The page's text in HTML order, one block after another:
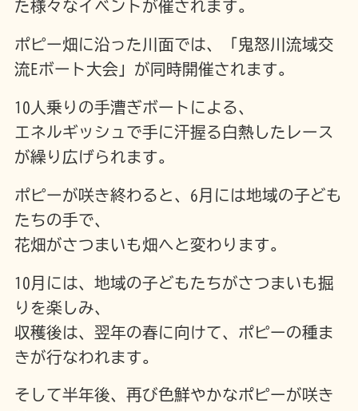
た様々なイベントが催されます。
ポピー畑に沿った川面では、「鬼怒川流域交
流Eボート大会」が同時開催されます。
10人乗りの手漕ぎボートによる、
エネルギッシュで手に汗握る白熱したレース
が繰り広げられます。
ポピーが咲き終わると、6月には地域の子ども
たちの手で、
花畑がさつまいも畑へと変わります。
10月には、地域の子どもたちがさつまいも掘
りを楽しみ、
収穫後は、翌年の春に向けて、ポピーの種ま
きが行なわれます。
そして半年後、再び色鮮やかなポピーが咲き